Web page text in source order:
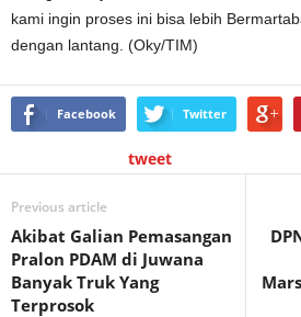
kami ingin proses ini bisa lebih
dengan lantang. (Oky/TIM)
Facebook Twitter
tweet
Previous article
Akibat Galian Pemasangan
Pralon PDAM di Juwana
Banyak Truk Yang
Terprosok